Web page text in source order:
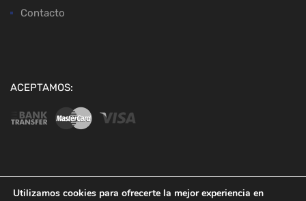
Contacto
ACEPTAMOS:
Utilizamos cookies para ofrecerte la mejor experiencia en